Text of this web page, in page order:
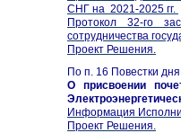
СНГ на 2021-2025 гг.
Протокол 32-го
сотрудничества
Проект Решения.
По п. 16 Повестки
О присвоении
Информация
Проект Решения.